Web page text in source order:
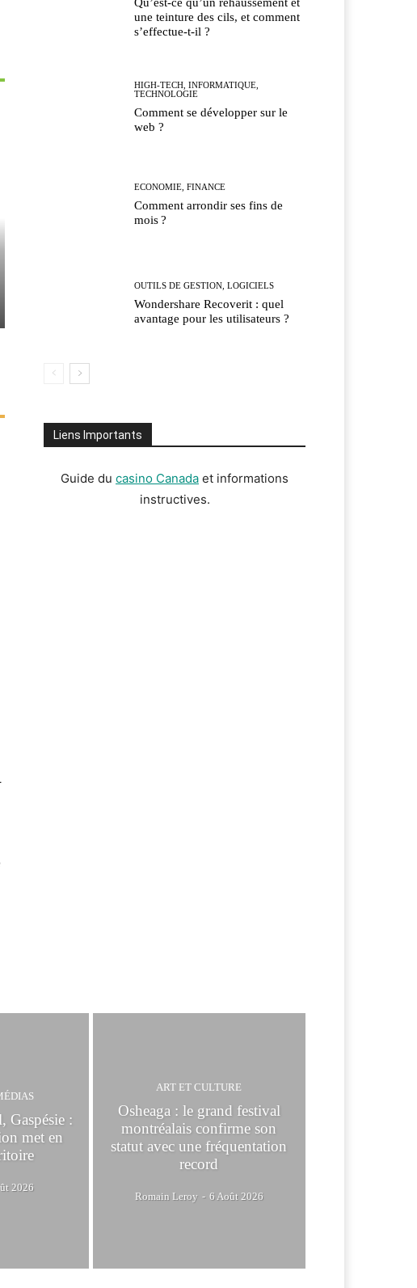
une teinture des cils, et comment
s’effectue-t-il ?
HIGH-TECH, INFORMATIQUE,
TECHNOLOGIE
Comment se développer sur le
web ?
ECONOMIE, FINANCE
Comment arrondir ses fins de
mois ?
OUTILS DE GESTION, LOGICIELS
Wondershare Recoverit : quel
avantage pour les utilisateurs ?
Liens Importants
Guide du casino Canada et informations
instructives.
Gaspésie :
met en
2026
ART ET CULTURE
Osheaga : le grand festival
montréalais confirme son
statut avec une fréquentation
record
Romain Leroy - 6 Août 2026